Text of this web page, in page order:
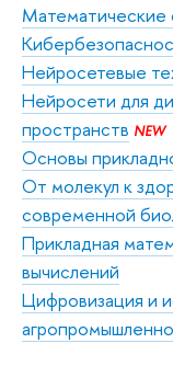
Математические
Нейросетевые
Нейросети для
пространств NEW
Основы
От молекул к
современной
Прикладная
вычислений
Цифровизация и